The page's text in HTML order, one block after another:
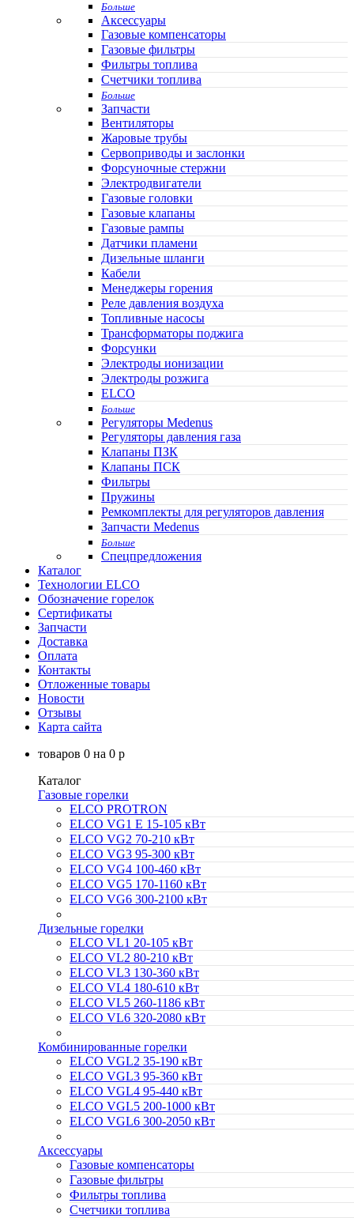
Больше
Аксессуары
Газовые компенсаторы
Газовые фильтры
Фильтры топлива
Счетчики топлива
Больше
Запчасти
Вентиляторы
Жаровые трубы
Сервоприводы и заслонки
Форсуночные стержни
Электродвигатели
Газовые головки
Газовые клапаны
Газовые рампы
Датчики пламени
Дизельные шланги
Кабели
Менеджеры горения
Реле давления воздуха
Топливные насосы
Трансформаторы поджига
Форсунки
Электроды ионизации
Электроды розжига
ELCO
Больше
Регуляторы Medenus
Регуляторы давления газа
Клапаны ПЗК
Клапаны ПСК
Фильтры
Пружины
Ремкомплекты для регуляторов давления
Запчасти Medenus
Больше
Спецпредложения
Каталог
Технологии ELCO
Обозначение горелок
Сертификаты
Запчасти
Доставка
Оплата
Контакты
Отложенные товары
Новости
Отзывы
Карта сайта
товаров 0 на 0 p
Каталог
Газовые горелки
ELCO PROTRON
ELCO VG1 E 15-105 кВт
ELCO VG2 70-210 кВт
ELCO VG3 95-300 кВт
ELCO VG4 100-460 кВт
ELCO VG5 170-1160 кВт
ELCO VG6 300-2100 кВт
Дизельные горелки
ELCO VL1 20-105 кВт
ELCO VL2 80-210 кВт
ELCO VL3 130-360 кВт
ELCO VL4 180-610 кВт
ELCO VL5 260-1186 кВт
ELCO VL6 320-2080 кВт
Комбинированные горелки
ELCO VGL2 35-190 кВт
ELCO VGL3 95-360 кВт
ELCO VGL4 95-440 кВт
ELCO VGL5 200-1000 кВт
ELCO VGL6 300-2050 кВт
Аксессуары
Газовые компенсаторы
Газовые фильтры
Фильтры топлива
Счетчики топлива